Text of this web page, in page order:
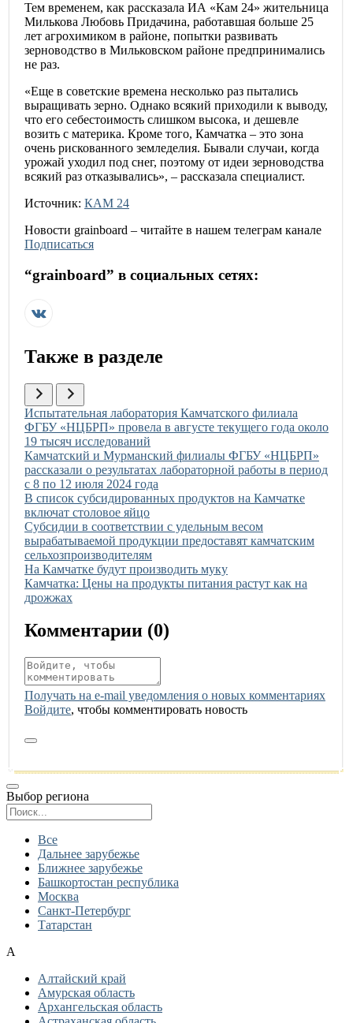
Тем временем, как рассказала ИА «Кам 24» жительница
Милькова Любовь Придачина, работавшая больше 25
лет агрохимиком в районе, попытки развивать
зерноводство в Мильковском районе предпринимались
не раз.
«Еще в советские времена несколько раз пытались
выращивать зерно. Однако всякий приходили к выводу,
что его себестоимость слишком высока, и дешевле
возить с материка. Кроме того, Камчатка – это зона
очень рискованного земледелия. Бывали случаи, когда
урожай уходил под снег, поэтому от идеи зерноводства
всякий раз отказывались», – рассказала специалист.
Источник: КАМ 24
Новости grainboard – читайте в нашем телеграм канале
Подписаться
“grainboard” в социальных сетях:
Также в разделе
Иллюстрация новости
Испытательная лаборатория Камчатского филиала
ФГБУ «НЦБРП» провела в августе текущего года около
19 тысяч исследований
Иллюстрация новости
Камчатский и Мурманский филиалы ФГБУ «НЦБРП»
рассказали о результатах лабораторной работы в период
с 8 по 12 июля 2024 года
Иллюстрация новости
В список субсидированных продуктов на Камчатке
включат столовое яйцо
Иллюстрация новости
Субсидии в соответствии с удельным весом
вырабатываемой продукции предоставят камчатским
сельхозпроизводителям
Иллюстрация новости
На Камчатке будут производить муку
Иллюстрация новости
Камчатка: Цены на продукты питания растут как на
дрожжах
Комментарии (0)
Получать на e‑mail уведомления о новых комментариях
Войдите, чтобы комментировать новость
Выбор региона
Все
Дальнее зарубежье
Ближнее зарубежье
Башкортостан республика
Москва
Санкт-Петербург
Татарстан
А
Алтайский край
Амурская область
Архангельская область